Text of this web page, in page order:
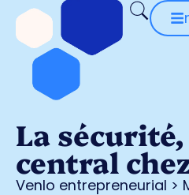
La
central
Venlo entrepreneurial >